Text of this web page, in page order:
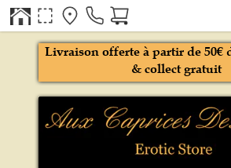
Livraison offerte à partir de 50€
& collect gratuit